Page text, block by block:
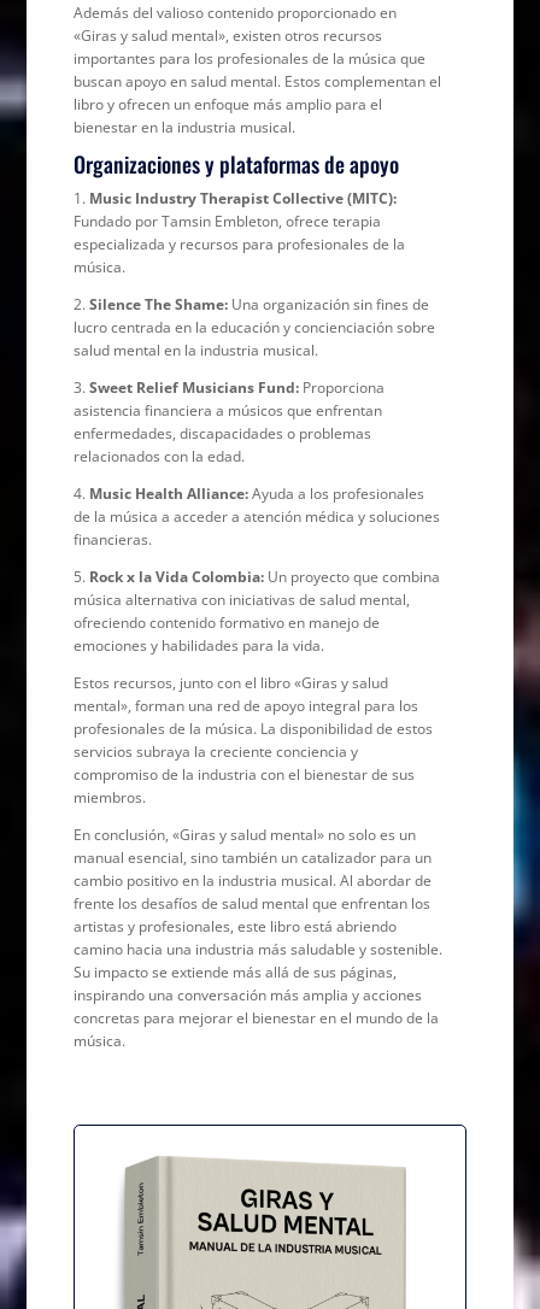
Además del valioso contenido proporcionado en
«Giras y salud mental», existen otros recursos
importantes para los profesionales de la música que
buscan apoyo en salud mental. Estos complementan el
libro y ofrecen un enfoque más amplio para el
bienestar en la industria musical.
Organizaciones y plataformas de apoyo
1. Music Industry Therapist Collective (MITC):
Fundado por Tamsin Embleton, ofrece terapia
especializada y recursos para profesionales de la
música.
2.Silence The Shame:Una organización sin fines de
lucro centrada en la educación y concienciación sobre
salud mental en la industria musical.
3.Sweet Relief Musicians Fund:Proporciona
asistencia financiera a músicos que enfrentan
enfermedades, discapacidades o problemas
relacionados con la edad.
4. Music Health Alliance:Ayuda a los profesionales
de la música a acceder a atención médica y soluciones
financieras.
5. Rock x la Vida Colombia:Un proyecto que combina
música alternativa con iniciativas de salud mental,
ofreciendo contenido formativo en manejo de
emociones y habilidades para la vida.
Estos recursos, junto con el libro «Giras y salud
mental», forman una red de apoyo integral para los
profesionales de la música. La disponibilidad de estos
servicios subraya la creciente conciencia y
compromiso de la industria con el bienestar de sus
miembros.
En conclusión, «Giras y salud mental» no solo es un
manual esencial, sino también un catalizador para un
cambio positivo en la industria musical. Al abordar de
frente los desafíos de salud mental que enfrentan los
artistas y profesionales, este libro está abriendo
camino hacia una industria más saludable y sostenible.
Su impacto se extiende más allá de sus páginas,
inspirando una conversación más amplia y acciones
concretas para mejorar el bienestar en el mundo de la
música.